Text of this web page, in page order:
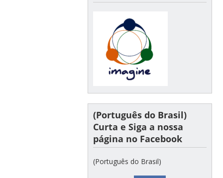
(Português do Brasil)
Curta e Siga a nossa
página no Facebook
(Português do Brasil)